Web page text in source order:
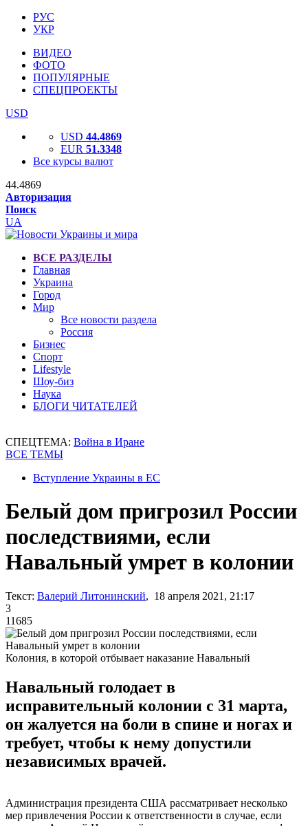
РУС
УКР
ВИДЕО
ФОТО
ПОПУЛЯРНЫЕ
СПЕЦПРОЕКТЫ
USD
USD 44.4869
EUR 51.3348
Все курсы валют
44.4869
Авторизация
Поиск
UA
ВСЕ РАЗДЕЛЫ
Главная
Украина
Город
Мир
Все новости раздела
Россия
Бизнес
Спорт
Lifestyle
Шоу-биз
Наука
БЛОГИ ЧИТАТЕЛЕЙ
СПЕЦТЕМА: Война в Иране
ВСЕ ТЕМЫ
Вступление Украины в ЕС
Белый дом пригрозил России
последствиями, если
Навальный умрет в колонии
Текст: Валерий Литонинский, 18 апреля 2021, 21:17
3
11685
Колония, в которой отбывает наказание Навальный
Навальный голодает в
исправительный колонии с 31 марта,
он жалуется на боли в спине и ногах и
требует, чтобы к нему допустили
независимых врачей.
Администрация президента США рассматривает несколько
мер привлечения России к ответственности в случае, если